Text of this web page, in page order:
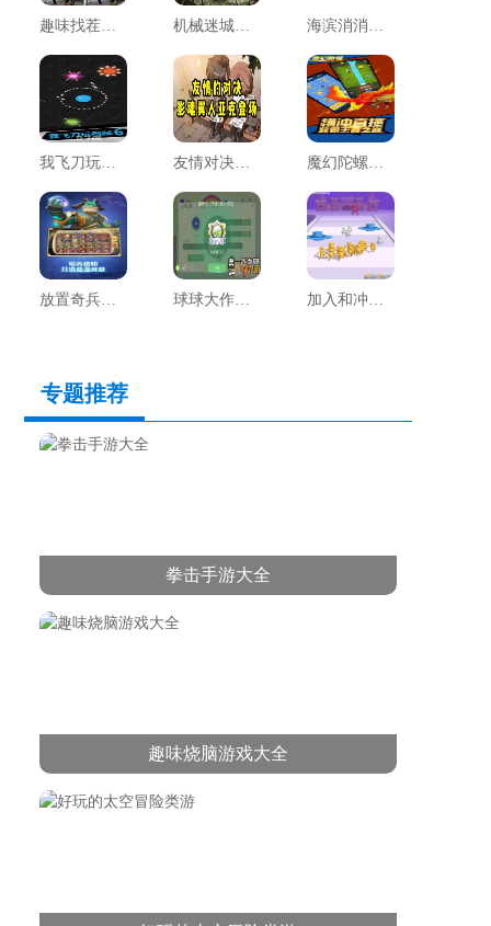
趣味找茬达人 机械迷城手机免费版完整版 海滨消消乐正版
我飞刀玩得贼6手游 友情对决最新版 魔幻陀螺对决游戏
放置奇兵华为版 球球大作战怀旧服 加入和冲突3d
专题推荐
拳击手游大全
趣味烧脑游戏大全